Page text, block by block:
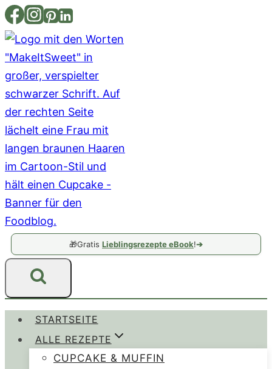
Zum
Inhalt
springen
🎁Gratis Lieblingsrezepte eBook!➔
STARTSEITE
ALLE REZEPTE
CUPCAKE & MUFFIN